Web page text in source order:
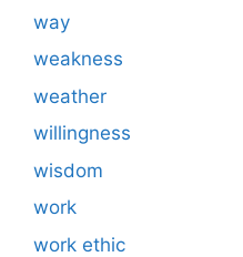
way
weakness
weather
willingness
wisdom
work
work ethic